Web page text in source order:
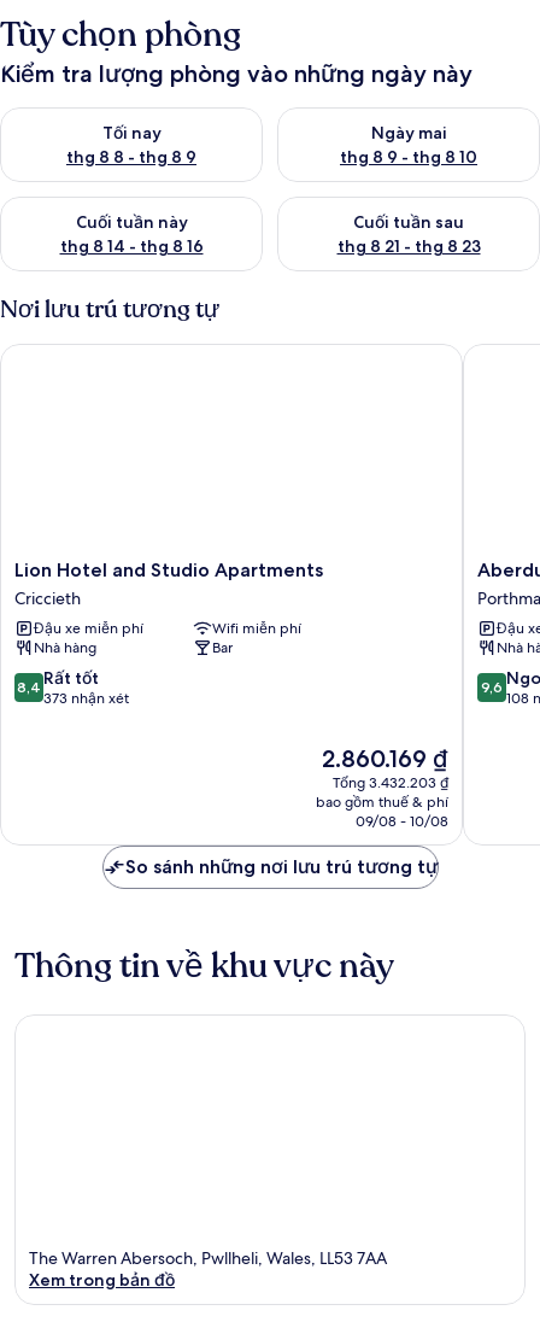
Tùy chọn phòng
Kiểm tra lượng phòng vào những ngày này
Tối nay
thg 8 8 - thg 8 9
Kiểm tra lượng phòng tối nay từ thg 8 8 - thg 8 9
Ngày mai
thg 8 9 - thg 8 10
Kiểm tra lượng phòng ngày
Cuối tuần này
thg 8 14 - thg 8 16
Kiểm tra lượng phòng cuối tuần này từ thg 8 14 - thg 8 16
Cuối tuần sau
thg 8 21 - thg 8 23
Kiểm tra lượng phòng cuối
Nơi lưu trú tương tự
Lion
Hotel
and
Studio
Apartments
Criccieth
Lion Hotel and Studio Apartments
Criccieth
Đậu xe miễn phí
Wifi miễn phí
Nhà hàng
Bar
8.4
trên
8,4 Rất tốt
373 nhận xét
Giá
hiện
tại
2.860.169 ₫
2.860.169 ₫
Tổng 3.432.203 ₫
bao gồm thuế & phí
09/08 - 10/08
Lion Hotel and Studio Apartments
Direct
Đậu
Nhà
9.6
trên
9,6
108
So sánh những nơi lưu trú tương tự
Thông tin về khu vực này
The Warren Abersoch, Pwllheli, Wales, LL53 7AA
Xem trong bản đồ